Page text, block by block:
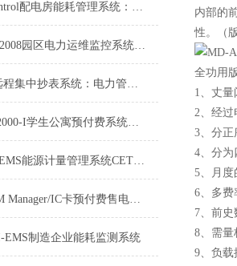
AEControl配电房能耗管理系统：提升能效，驱动绿色电力新未来
HKST2008园区电力运维监控系统：赋能园区电力高效安全运行
电表远程集中抄表系统：电力管理的新潮流
iOVE2000-I学生公寓预付费系统软件：打造智慧生活新篇章
CET IEMS能源计量管理系统CET IEMS技术方案
HiSDM Manager/IC卡预付费售电管理系统介绍
EMS制造企业能耗监测系统
内部的
性。（
全功用
1、丈
2、经过
3、分正
4、分为
5、月度
6、多费
7、前
8、需量
9、负载